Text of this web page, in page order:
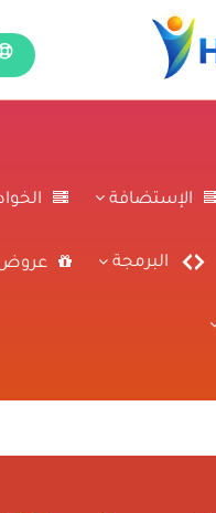
الإستضافة الخوادم
البرمجة عروض